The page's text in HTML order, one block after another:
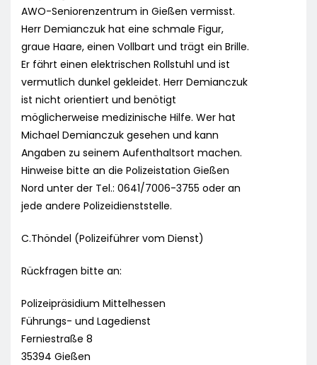
AWO-Seniorenzentrum in Gießen vermisst.
Herr Demianczuk hat eine schmale Figur,
graue Haare, einen Vollbart und trägt ein Brille.
Er fährt einen elektrischen Rollstuhl und ist
vermutlich dunkel gekleidet. Herr Demianczuk
ist nicht orientiert und benötigt
möglicherweise medizinische Hilfe. Wer hat
Michael Demianczuk gesehen und kann
Angaben zu seinem Aufenthaltsort machen.
Hinweise bitte an die Polizeistation Gießen
Nord unter der Tel.: 0641/7006-3755 oder an
jede andere Polizeidienststelle.
C.Thöndel (Polizeiführer vom Dienst)
Rückfragen bitte an:
Polizeipräsidium Mittelhessen
Führungs- und Lagedienst
Ferniestraße 8
35394 Gießen